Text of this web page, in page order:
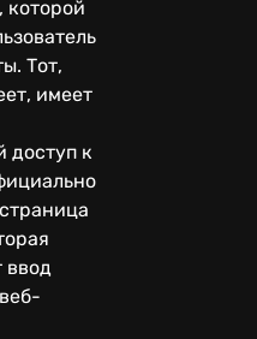
Тот,
имеет
доступ к
ввод